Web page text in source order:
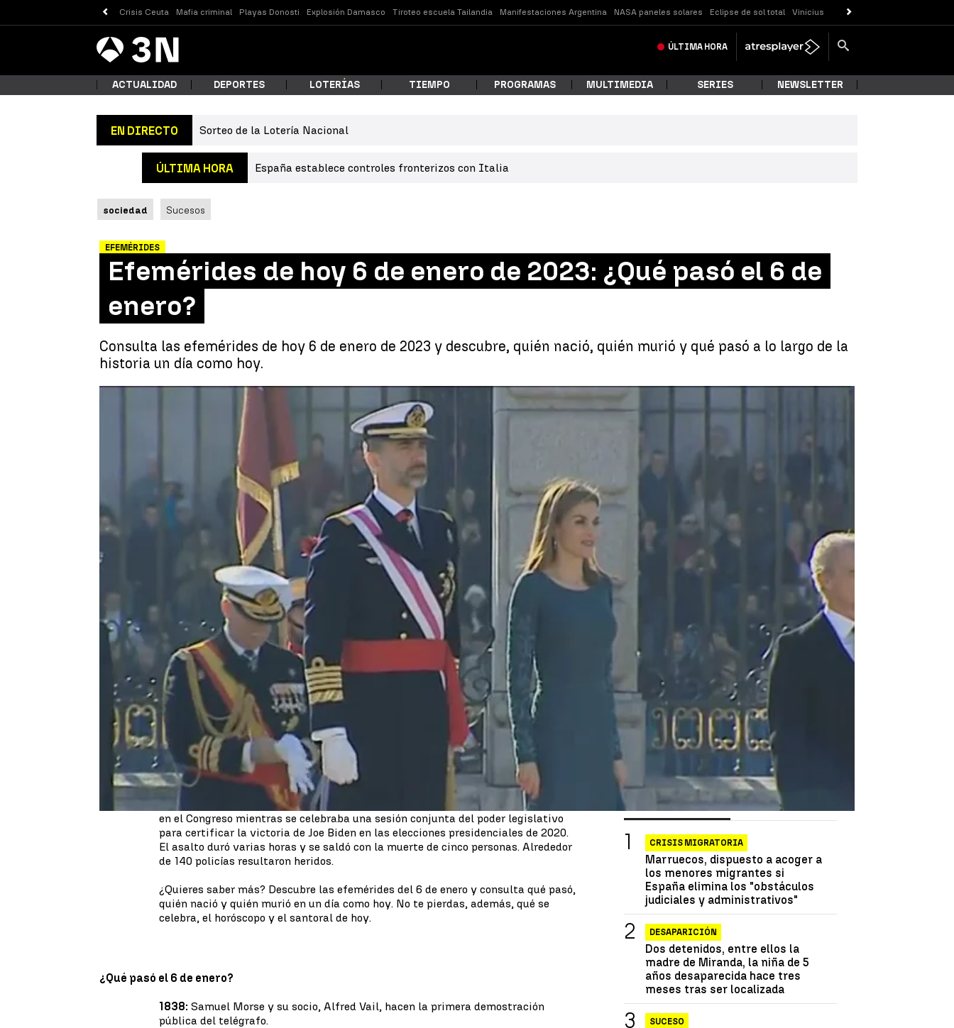
Crisis Ceuta Mafia criminal Playas Donosti Explosión Damasco Tiroteo escuela Tailandia Manifestaciones Argentina NASA paneles solares Eclipse de sol total Vinicius
Antena
3 Noticias ÚLTIMA HORA
¿Qué estás buscando?
ACTUALIDAD DEPORTES LOTERÍAS TIEMPO PROGRAMAS MULTIMEDIA SERIES NEWSLETTER
EN DIRECTO Sorteo de la Lotería Nacional
ÚLTIMA HORA España establece controles fronterizos con Italia
sociedad Sucesos
EFEMÉRIDES
Efemérides de hoy 6 de enero de 2023: ¿Qué pasó el 6 de
enero?
Consulta las efemérides de hoy 6 de enero de 2023 y descubre, quién nació, quién murió y qué pasó a lo largo de la
historia un día como hoy.
Efemérides de hoy 6 de enero de 2023: Primera Pascua Militar del Rey Felipe VI | Efemérides de hoy 6 de enero de 2023: Primera Pascua Militar del Rey Felipe VI
Documentación Atresmedia
Publicado: 06 de enero de 2023, 06:04 WhatsappFacebook
Tal día como hoy, el 6 de enero de 2015 el Rey Felipe VI de Borbón preside por
primera vez la celebración de laPascua Militar como jefe supremo de las
Fuerzas Armadas, recuperando el formato tradicional que se había visto reducido
por los problemas de movilidad del Rey Juan Carlos I. Felipe VI pasó revista a la
Guardia Real, realizó el saludo a los 150 invitados, junto a la Reina Letizia, e
impuso las condecoraciones a los militares.
El 6 de enero, pero de 2021, se produce el
asalto al Capitolio de los Estados
. Seguidores del entonces presidente saliente, Donald Trump, irrumpieron
en el Congreso mientras se celebraba una sesión conjunta del poder legislativo
para certificar la victoria de Joe Biden en las elecciones presidenciales de 2020.
El asalto duró varias horas y se saldó con la muerte de cinco personas. Alrededor
de 140 policías resultaron heridos.
¿Quieres saber más? Descubre las efemérides del 6 de enero y consulta qué pasó,
quién nació y quién murió en un día como hoy. No te pierdas, además, qué se
celebra, el horóscopo y el santoral de hoy.
¿Qué pasó el 6 de enero?
1838: Samuel Morse y su socio, Alfred Vail, hacen la primera demostración
pública del telégrafo.
Las más vistas Lo último
CRISIS MIGRATORIA
Marruecos, dispuesto a acoger a
los menores migrantes si
España elimina los "obstáculos
judiciales y administrativos"
DESAPARICIÓN
Dos detenidos, entre ellos la
madre de Miranda, la niña de 5
años desaparecida hace tres
meses tras ser localizada
SUCESO